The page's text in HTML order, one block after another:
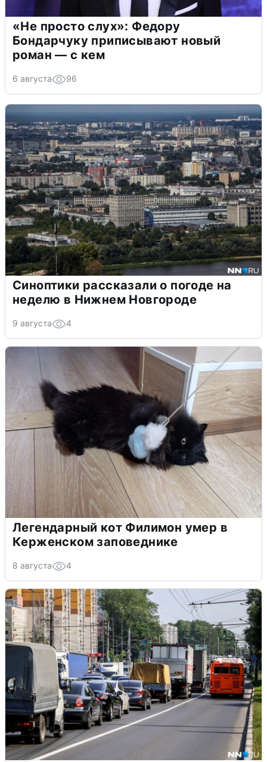
«Не просто слух»: Федору
Бондарчуку приписывают новый
роман — с кем
6 августа 96
Синоптики рассказали о погоде на
неделю в Нижнем Новгороде
9 августа 4
Легендарный кот Филимон умер в
Керженском заповеднике
8 августа 4